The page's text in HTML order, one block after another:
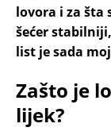
lovora i za šta
šećer
list je sada
Zašto je
lijek?